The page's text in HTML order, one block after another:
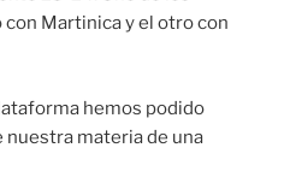
Martinica y el otro con
hemos podido
materia de una